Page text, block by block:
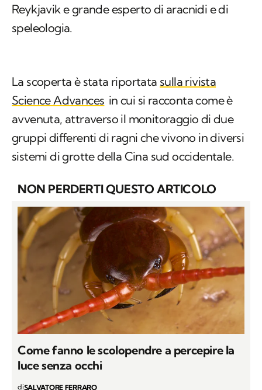
Reykjavik e grande esperto di aracnidi e di
speleologia.
La scoperta è stata riportata sulla rivista
Science Advances in cui si racconta come è
avvenuta, attraverso il monitoraggio di due
gruppi differenti di ragni che vivono in diversi
sistemi di grotte della Cina sud occidentale.
NON PERDERTI QUESTO ARTICOLO
Come fanno le scolopendre a percepire la
luce senza occhi
diSALVATORE FERRARO